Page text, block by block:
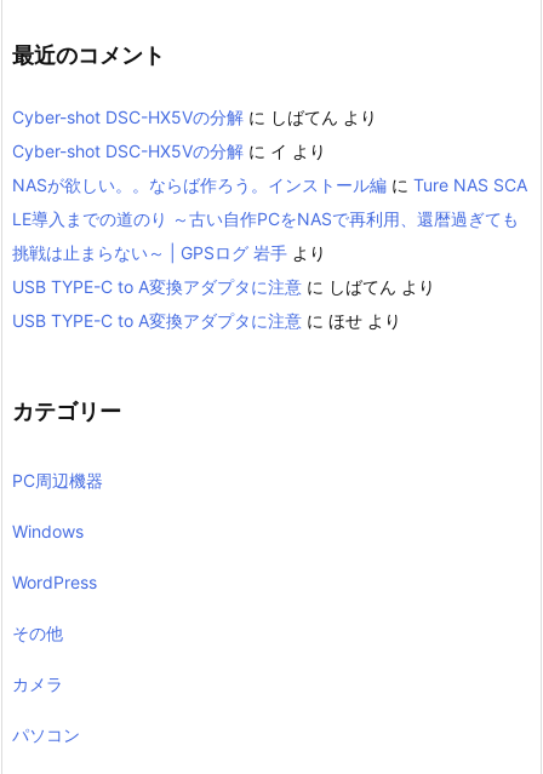
最近のコメント
Cyber-shot DSC-HX5Vの分解 に しばてん より
Cyber-shot DSC-HX5Vの分解 に イ より
NASが欲しい。。ならば作ろう。インストール編 に Ture NAS SCA
LE導入までの道のり ～古い自作PCをNASで再利用、還暦過ぎても
挑戦は止まらない～ | GPSログ 岩手 より
USB TYPE-C to A変換アダプタに注意 に しばてん より
USB TYPE-C to A変換アダプタに注意 に ほせ より
カテゴリー
PC周辺機器
Windows
WordPress
その他
カメラ
パソコン